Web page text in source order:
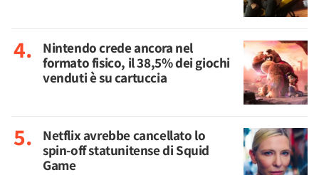
Nintendo crede ancora nel
formato fisico, il 38,5% dei giochi
venduti è su cartuccia
Netflix avrebbe cancellato lo
spin-off statunitense di Squid
Game